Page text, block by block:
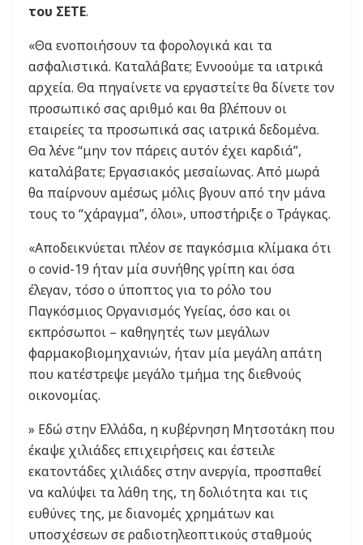
του ΣΕΤΕ.
«Θα ενοποιήσουν τα φορολογικά και τα
ασφαλιστικά. Καταλάβατε; Εννοούμε τα ιατρικά
αρχεία. Θα πηγαίνετε να εργαστείτε θα δίνετε τον
προσωπικό σας αριθμό και θα βλέπουν οι
εταιρείες τα προσωπικά σας ιατρικά δεδομένα.
Θα λένε “μην τον πάρεις αυτόν έχει καρδιά”,
καταλάβατε; Εργασιακός μεσαίωνας. Από μωρά
θα παίρνουν αμέσως μόλις βγουν από την μάνα
τους το “χάραγμα”, όλοι», υποστήριξε ο Τράγκας.
«Αποδεικνύεται πλέον σε παγκόσμια κλίμακα ότι
ο covid-19 ήταν μία συνήθης γρίπη και όσα
έλεγαν, τόσο ο ύποπτος για το ρόλο του
Παγκόσμιος Οργανισμός Υγείας, όσο και οι
εκπρόσωποι – καθηγητές των μεγάλων
φαρμακοβιομηχανιών, ήταν μία μεγάλη απάτη
που κατέστρεψε μεγάλο τμήμα της διεθνούς
οικονομίας.
» Εδώ στην Ελλάδα, η κυβέρνηση Μητσοτάκη που
έκαψε χιλιάδες επιχειρήσεις και έστειλε
εκατοντάδες χιλιάδες στην ανεργία, προσπαθεί
να καλύψει τα λάθη της, τη δολιότητα και τις
ευθύνες της, με διανομές χρημάτων και
υποσχέσεων σε ραδιοτηλεοπτικούς σταθμούς